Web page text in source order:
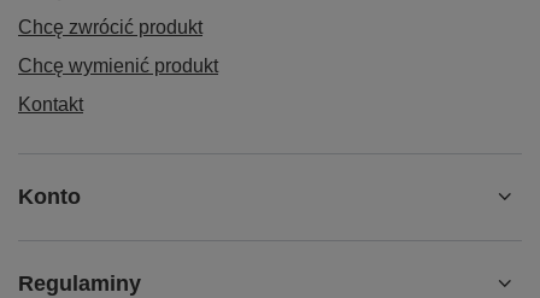
Chcę zwrócić produkt
Chcę wymienić produkt
Kontakt
Konto
Regulaminy